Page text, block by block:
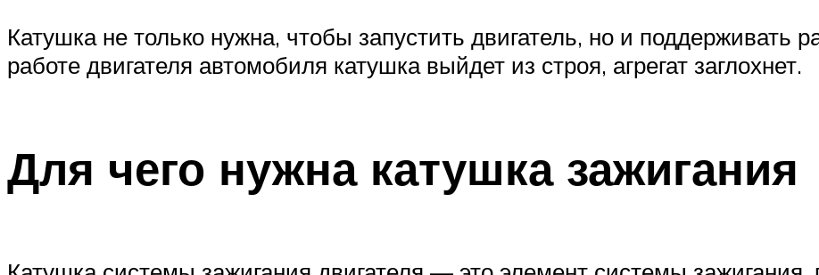
Катушка не только нужна, чтобы запустить двигатель, но и поддерживать
работе двигателя автомобиля катушка выйдет из строя, агрегат заглохнет.
Для чего нужна катушка зажигания